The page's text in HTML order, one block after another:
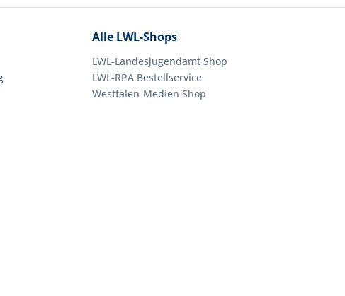
Alle LWL-Shops
LWL-Landesjugendamt Shop
LWL-RPA Bestellservice
Westfalen-Medien Shop